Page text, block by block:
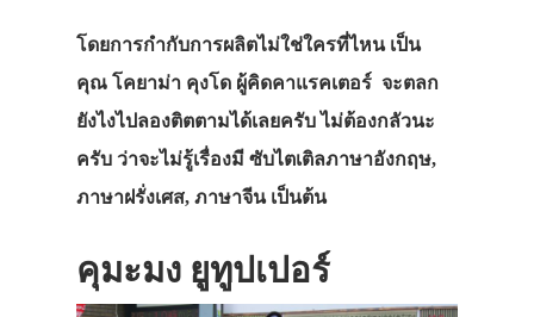
โดยการกำกับการผลิตไม่ใช่ใครที่ไหน เป็น
คุณ โคยาม่า คุงโด ผู้คิดคาแรคเตอร์ จะตลก
ยังไงไปลองติตตามได้เลยครับ ไม่ต้องกลัวนะ
ครับ ว่าจะไม่รู้เรื่องมี ซับไตเติลภาษาอังกฤษ,
ภาษาฝรั่งเศส, ภาษาจีน เป็นต้น
คุมะมง ยูทูปเปอร์